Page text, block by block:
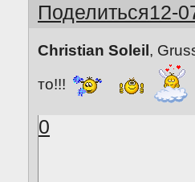
Поделиться12-
Christian Soleil,
то!!!
0